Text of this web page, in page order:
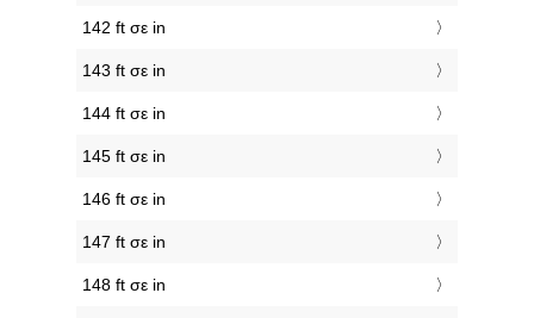
142 ft σε in
143 ft σε in
144 ft σε in
145 ft σε in
146 ft σε in
147 ft σε in
148 ft σε in